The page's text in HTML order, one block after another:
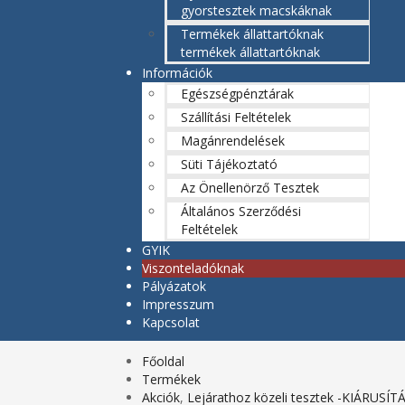
gyorstesztek macskáknak
Termékek állattartóknak
termékek állattartóknak
Információk
Egészségpénztárak
Szállítási Feltételek
Magánrendelések
Süti Tájékoztató
Az Önellenörző Tesztek
Általános Szerződési
Feltételek
GYIK
Viszonteladóknak
Pályázatok
Impresszum
Kapcsolat
Főoldal
Termékek
Akciók, Lejárathoz közeli tesztek -